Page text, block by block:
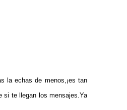
la echas de menos,¡es tan
si te llegan los mensajes.Ya